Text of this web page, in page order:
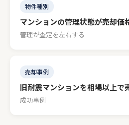
物件種別
マンションの管理状態が売却価
管理が査定を左右する
売却事例
旧耐震マンションを相場以上で
成功事例